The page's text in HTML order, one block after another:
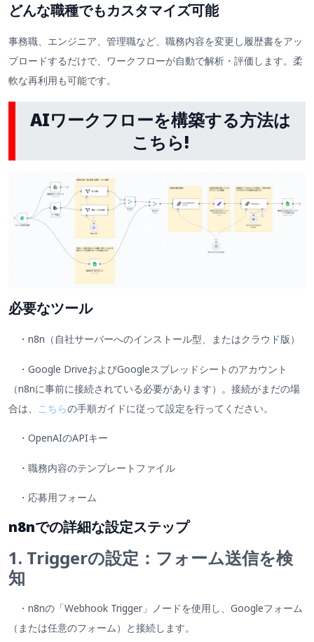
どんな職種でもカスタマイズ可能
事務職、エンジニア、管理職など、職務内容を変更し履歴書をアッ
プロードするだけで、ワークフローが自動で解析・評価します。柔
軟な再利用も可能です。
AIワークフローを構築する方法は
こちら!
必要なツール
・n8n（自社サーバーへのインストール型、またはクラウド版）
・Google DriveおよびGoogleスプレッドシートのアカウント
（n8nに事前に接続されている必要があります）。接続がまだの場
合は、
こちらの手順ガイドに従って設定を行ってください。
・OpenAIのAPIキー
・職務内容のテンプレートファイル
・応募用フォーム
n8nでの詳細な設定ステップ
1. Triggerの設定：フォーム送信を検
知
・n8nの「Webhook Trigger」ノードを使用し、Googleフォーム
（または任意のフォーム）と接続します。